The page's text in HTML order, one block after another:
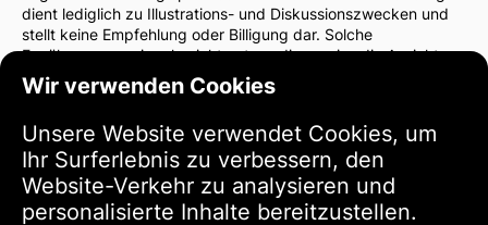
Wir verwenden Cookies
Unsere Website verwendet Cookies, um
Ihr Surferlebnis zu verbessern, den
Website-Verkehr zu analysieren und
personalisierte Inhalte bereitzustellen.
dient lediglich zu Illustrations- und Diskussionszwecken und
stellt keine Empfehlung oder Billigung dar. Solche
Erwähnungen spiegeln nicht notwendigerweise die Ansichten
der Website-Verwaltung wider.
Wir empfehlen dringend, vor Investitionsentscheidungen einen
allein verantwortlich für Ihre Investitionsentscheidungen und
die damit verbundenen Risiken.
Durch die Nutzung dieser Website stimmen Sie zu, dass die
Verwaltung der Website nicht für direkte oder indirekte
Verluste oder Schäden haftet, die sich aus der Nutzung der